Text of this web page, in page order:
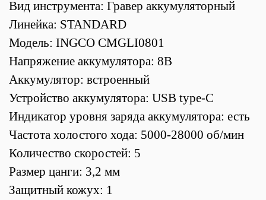
Вид инструмента: Гравер аккумуляторный
Линейка: STANDARD
Модель: INGCO CMGLI0801
Напряжение аккумулятора: 8В
Аккумулятор: встроенный
Устройство аккумулятора: USB type-C
Индикатор уровня заряда аккумулятора: есть
Частота холостого хода: 5000-28000 об/мин
Количество скоростей: 5
Размер цанги: 3,2 мм
Защитный кожух: 1